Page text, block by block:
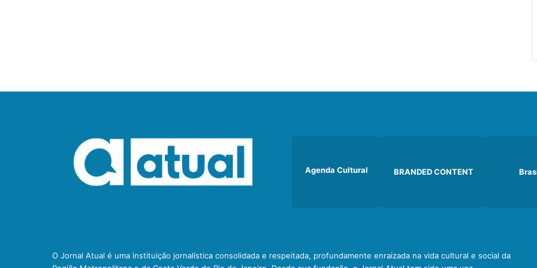
Agenda Cultural BRANDED CONTENT
O Jornal Atual é uma instituição jornalística consolidada e respeitada, profundamente enraizada na vida cultural e social da